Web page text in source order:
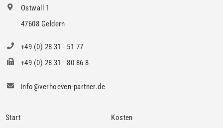
Ostwall 1
47608 Geldern
+49 (0) 28 31 - 51 77
+49 (0) 28 31 - 80 86 8
info@verhoeven-partner.de
Start Kosten